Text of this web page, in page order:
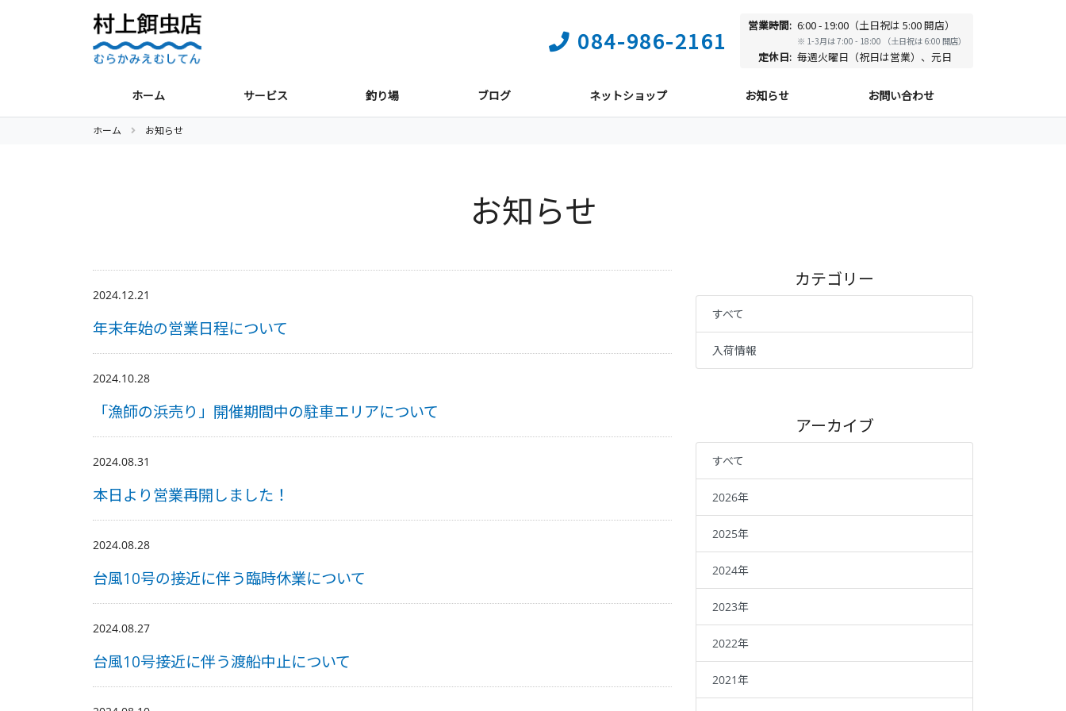
084-986-2161
営業時間: 6:00 - 19:00（土日祝は 5:00 開店）
※ 1-3月は 7:00 - 18:00 （土日祝は 6:00 開店）
定休日: 毎週火曜日（祝日は営業）、元日
ホーム サービス 釣り場 ブログ ネットショップ お知らせ お問い合わせ
ホーム お知らせ
お知らせ
2024.12.21
年末年始の営業日程について
2024.10.28
「漁師の浜売り」開催期間中の駐車エリアについて
2024.08.31
本日より営業再開しました！
2024.08.28
台風10号の接近に伴う臨時休業について
2024.08.27
台風10号接近に伴う渡船中止について
カテゴリー
すべて
入荷情報
アーカイブ
すべて
2026年
2025年
2024年
2023年
2022年
2021年